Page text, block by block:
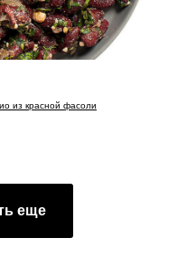
из красной фасоли
еще